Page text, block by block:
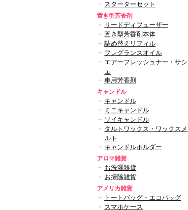
スターターセット
置き型芳香剤
リードディフューザー
置き型芳香剤本体
詰め替えリフィル
フレグランスオイル
エアーフレッシュナー・サシ
ェ
車用芳香剤
キャンドル
キャンドル
ミニキャンドル
ソイキャンドル
タルトワックス・ワックスメ
ルト
キャンドルホルダー
アロマ雑貨
お洗濯雑貨
お掃除雑貨
アメリカ雑貨
トートバッグ・エコバッグ
スマホケース